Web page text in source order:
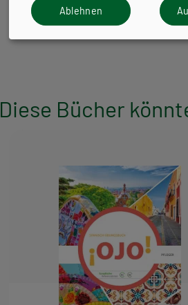
Diese Bücher
Ablehnen